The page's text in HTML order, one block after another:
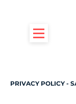
PRIVACY POLICY -